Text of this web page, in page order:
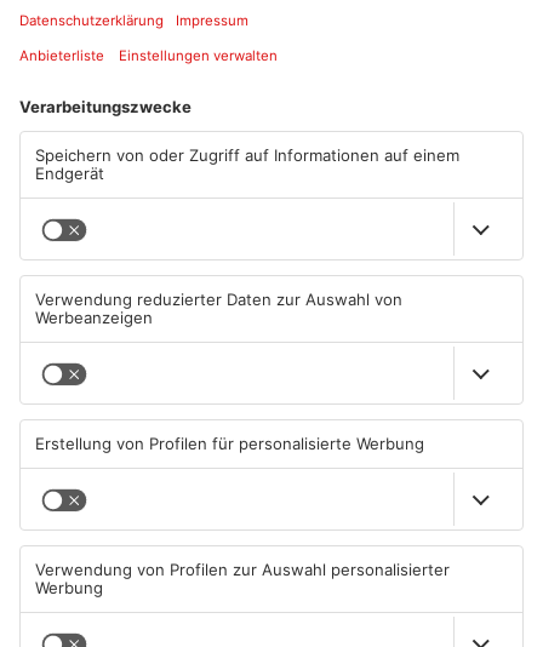
Primaveraland
Müll wird in Kreisen
Aschaffenburg und
Miltenberg früher abgeholt
07.08.2026, 09:25 UHR IN
PRIMAVERALAND
TOPNEWS
Primaveraland weisen teils
erhebliche Mängel auf
06.08.2026, 06:37 UHR IN